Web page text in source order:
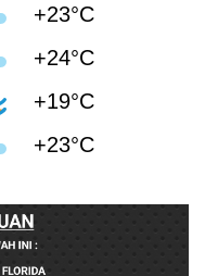
+23°C
+24°C
+19°C
+23°C